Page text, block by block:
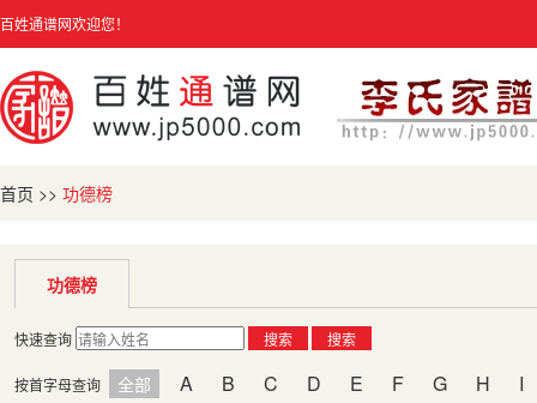
百姓通谱网欢迎您！
首页 >> 功德榜
功德榜
快速查询 搜索 搜索
按首字母查询 全部 A B C D E F G H I